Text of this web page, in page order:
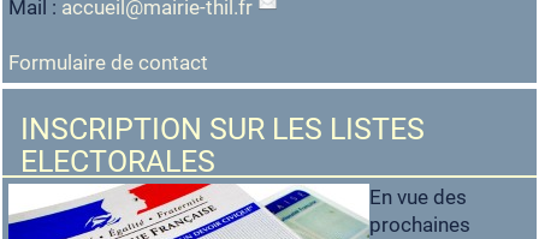
Mail : accueil @mairie-thil.fr
Formulaire de contact
INSCRIPTION SUR LES LISTES
ELECTORALES
En vue des
prochaines